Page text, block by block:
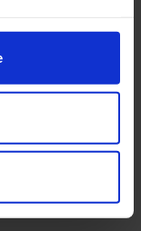
indywidualne
sklepu tego